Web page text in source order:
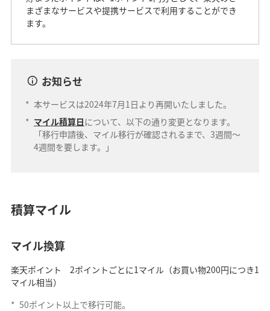
まざまなサービスや提携サービスで利用することができ
ます。
お知らせ
* 本サービスは2024年7月1日より再開いたしました。
* マイル積算日について、以下の通り変更となります。
「移行申請後、マイル移行が確認されるまで、3週間～
4週間を要します。」
積算マイル
マイル換算
楽天ポイント 2ポイントごとに1マイル（お買い物200円につき1
マイル相当）
* 50ポイント以上で移行可能。